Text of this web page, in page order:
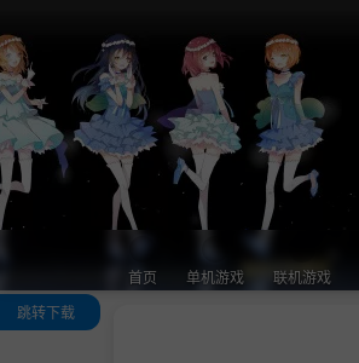
首页 单机游戏 联机游戏
跳转下载